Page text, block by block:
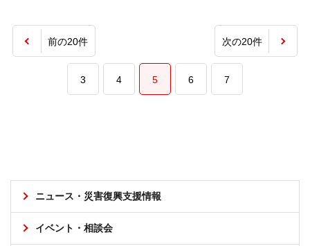
前の20件
3 4 5 6 7
次の20件
ニュース・災害復興支援情報
イベント・相談会